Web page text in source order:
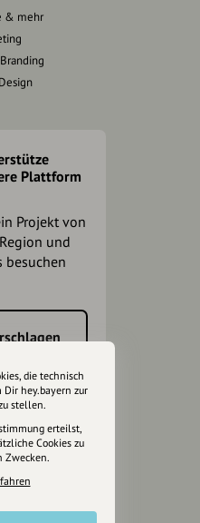
& mehr
Plattform
Projekt von
und
besuchen
die technisch
hey.bayern zur
stellen.
erteilst,
Cookies zu
Zwecken.